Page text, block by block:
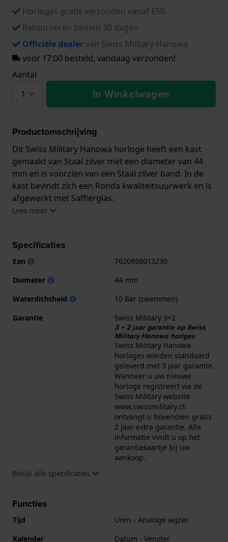
Horloges gratis verzonden vanaf €50
Retourneren binnen 30 dagen
Officiële dealervan Swiss Military Hanowa
voor 17:00 besteld, vandaag verzonden!
Aantal
In Winkelwagen
Productomschrijving
Dit Swiss Military Hanowa horloge heeft een kast
gemaakt van Staal zilver met een diameter van 44
mm en is voorzien van een Staal zilver band. In de
kast bevindt zich een Ronda kwaliteitsuurwerk en is
afgewerkt met Saffierglas.
horloge geleverd met Swiss Military 3+2.
Lees meer
Specificaties
Ean
7620958013230
Diameter
44 mm
Waterdichtheid
10 Bar (zwemmen)
Garantie
Swiss Military 3+2
3 + 2 jaar garantie op Swiss
Military Hanowa horlges
Swiss Military Hanowa
horloges worden standaard
geleverd met 3 jaar garantie.
Wanneer u uw nieuwe
horloge registreert via de
Swiss Military website
www.swissmilitary.ch
ontvangt u bovendien gratis
2 jaar extra garantie. Alle
informatie vindt u op het
garantiekaartje bij uw
aankoop.
Bekijk alle specificaties
Functies
Tijd
Uren - Analoge wijzer
Kalender
Datum - Venster